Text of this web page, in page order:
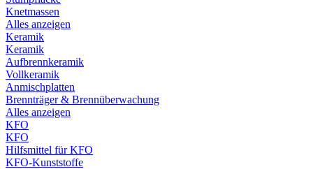
Knetmassen
Alles anzeigen
Keramik
Keramik
Aufbrennkeramik
Vollkeramik
Anmischplatten
Brennträger & Brennüberwachung
Alles anzeigen
KFO
KFO
Hilfsmittel für KFO
KFO-Kunststoffe